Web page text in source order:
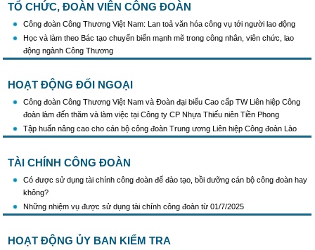
TỔ CHỨC, ĐOÀN VIÊN CÔNG ĐOÀN
Công đoàn Công Thương Việt Nam: Lan toả văn hóa công vụ tới người lao động
Học và làm theo Bác tạo chuyển biến mạnh mẽ trong công nhân, viên chức, lao
động ngành Công Thương
HOẠT ĐỘNG ĐỐI NGOẠI
Công đoàn Công Thương Việt Nam và Đoàn đại biểu Cao cấp TW Liên hiệp Công
đoàn làm đến thăm và làm việc tại Công ty CP Nhựa Thiếu niên Tiền Phong
Tập huấn nâng cao cho cán bộ công đoàn Trung ương Liên hiệp Công đoàn Lào
TÀI CHÍNH CÔNG ĐOÀN
Có được sử dụng tài chính công đoàn để đào tạo, bồi dưỡng cán bộ công đoàn hay
không?
Những nhiệm vụ được sử dụng tài chính công đoàn từ 01/7/2025
HOẠT ĐỘNG ỦY BAN KIỂM TRA